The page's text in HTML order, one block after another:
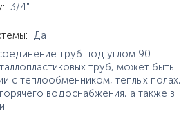
: 3/4"
: Да
труб под углом 90
труб, может быть
с теплообменником, теплых полах,
водоснабжения, а также в